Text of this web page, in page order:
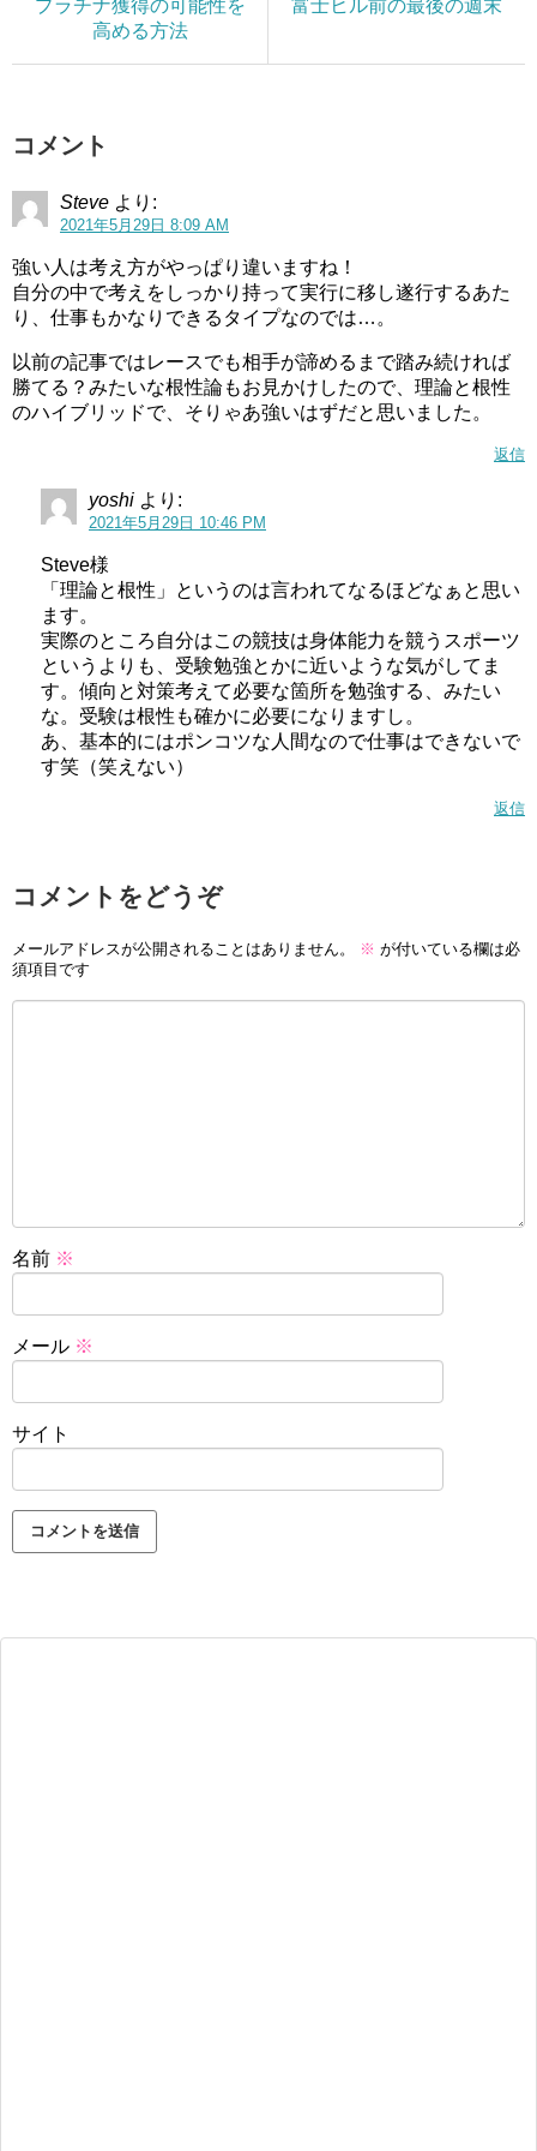
プラチナ獲得の可能性を
高める方法
富士ヒル前の最後の週末
コメント
Steve より:
2021年5月29日 8:09 AM
強い人は考え方がやっぱり違いますね！
自分の中で考えをしっかり持って実行に移し遂行するあた
り、仕事もかなりできるタイプなのでは…。
以前の記事ではレースでも相手が諦めるまで踏み続ければ
勝てる？みたいな根性論もお見かけしたので、理論と根性
のハイブリッドで、そりゃあ強いはずだと思いました。
返信
yoshi より:
2021年5月29日 10:46 PM
Steve様
「理論と根性」というのは言われてなるほどなぁと思い
ます。
実際のところ自分はこの競技は身体能力を競うスポーツ
というよりも、受験勉強とかに近いような気がしてま
す。傾向と対策考えて必要な箇所を勉強する、みたい
な。受験は根性も確かに必要になりますし。
あ、基本的にはポンコツな人間なので仕事はできないで
す笑（笑えない）
返信
コメントをどうぞ
メールアドレスが公開されることはありません。 ※ が付いている欄は必
須項目です
名前 ※
メール ※
サイト